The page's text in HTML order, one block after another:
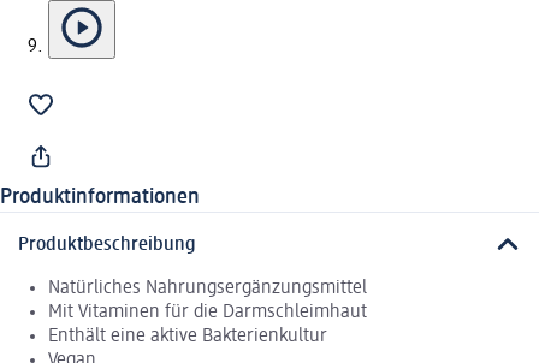
Produktinformationen
Produktbeschreibung
Natürliches Nahrungsergänzungsmittel
Mit Vitaminen für die Darmschleimhaut
Enthält eine aktive Bakterienkultur